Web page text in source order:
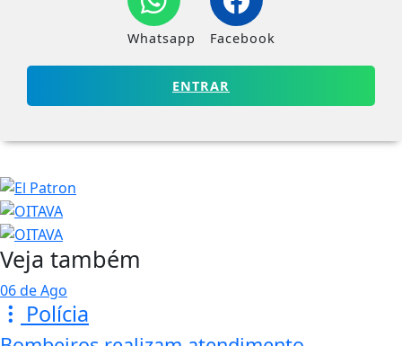
Whatsapp Facebook
ENTRAR
Veja também
06 de Ago
Polícia